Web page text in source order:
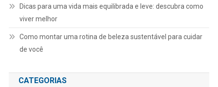
Dicas para uma vida mais equilibrada e leve: descubra como
viver melhor
Como montar uma rotina de beleza sustentável para cuidar
de você
CATEGORIAS